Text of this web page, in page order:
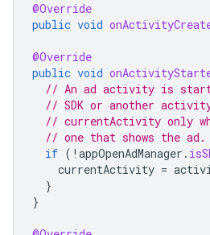
@Override
public void
@Override
public void
// An ad activity is
// SDK or another
// currentActivity only
// one that shows the ad.
if ( ! appOpenAdManager .
currentActivity =
}
}